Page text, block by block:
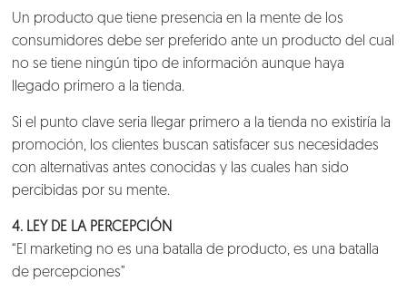
Un producto que tiene presencia en la mente de los
consumidores debe ser preferido ante un producto del cual
no se tiene ningún tipo de información aunque haya
llegado primero a la tienda.
Si el punto clave seria llegar primero a la tienda no existiría la
promoción, los clientes buscan satisfacer sus necesidades
con alternativas antes conocidas y las cuales han sido
percibidas por su mente.
4. LEY DE LA PERCEPCIÓN
“El marketing no es una batalla de producto, es una batalla
de percepciones”